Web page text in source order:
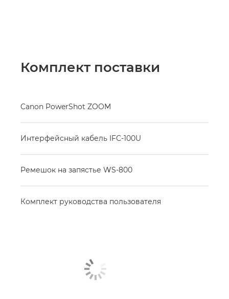
Комплект поставки
Canon PowerShot ZOOM
Интерфейсный кабель IFC-100U
Ремешок на запястье WS-800
Комплект руководства пользователя